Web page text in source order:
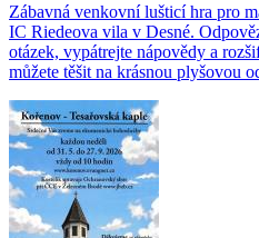
Zábavná venkovní lušticí hra pro
IC Riedeova vila v Desné.
otázek, vypátrejte nápovědy a
můžete těšit na krásnou plyšovou